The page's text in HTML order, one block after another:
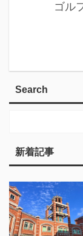
ゴル
Search
新着記事